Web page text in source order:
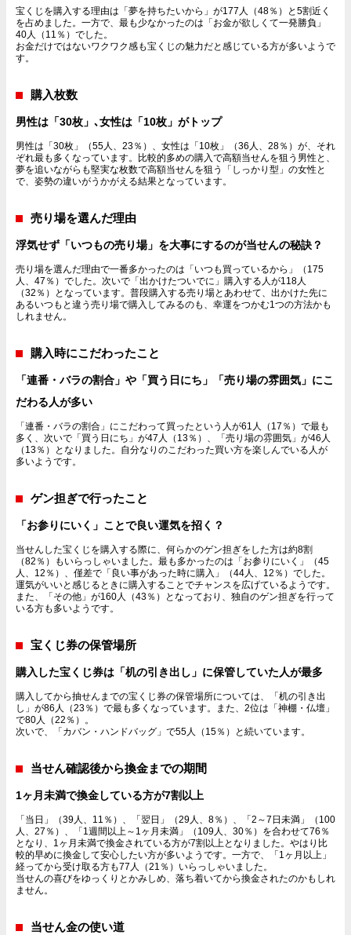
宝くじを購入する理由は「夢を持ちたいから」が177人（48％）と5割近く
を占めました。一方で、最も少なかったのは「お金が欲しくて一発勝負」
40人（11％）でした。
お金だけではないワクワク感も宝くじの魅力だと感じている方が多いようで
す。
購入枚数
男性は「30枚」､女性は「10枚」がトップ
男性は「30枚」（55人、23％）、女性は「10枚」（36人、28％）が、それ
ぞれ最も多くなっています。比較的多めの購入で高額当せんを狙う男性と、
夢を追いながらも堅実な枚数で高額当せんを狙う「しっかり型」の女性と
で、姿勢の違いがうかがえる結果となっています。
売り場を選んだ理由
浮気せず「いつもの売り場」を大事にするのが当せんの秘訣？
売り場を選んだ理由で一番多かったのは「いつも買っているから」（175
人、47％）でした。次いで「出かけたついでに」購入する人が118人
（32％）となっています。普段購入する売り場とあわせて、出かけた先に
あるいつもと違う売り場で購入してみるのも、幸運をつかむ1つの方法かも
しれません。
購入時にこだわったこと
「連番・バラの割合」や「買う日にち」「売り場の雰囲気」にこ
だわる人が多い
「連番・バラの割合」にこだわって買ったという人が61人（17％）で最も
多く、次いで「買う日にち」が47人（13％）、「売り場の雰囲気」が46人
（13％）となりました。自分なりのこだわった買い方を楽しんでいる人が
多いようです。
ゲン担ぎで行ったこと
「お参りにいく」ことで良い運気を招く？
当せんした宝くじを購入する際に、何らかのゲン担ぎをした方は約8割
（82％）もいらっしゃいました。最も多かったのは「お参りにいく」（45
人、12％）、僅差で「良い事があった時に購入」（44人、12％）でした。
運気がいいと感じるときに購入することでチャンスを広げているようです。
また、「その他」が160人（43％）となっており、独自のゲン担ぎを行って
いる方も多いようです。
宝くじ券の保管場所
購入した宝くじ券は「机の引き出し」に保管していた人が最多
購入してから抽せんまでの宝くじ券の保管場所については、「机の引き出
し」が86人（23％）で最も多くなっています。また、2位は「神棚・仏壇」
で80人（22％）。
次いで、「カバン・ハンドバッグ」で55人（15％）と続いています。
当せん確認後から換金までの期間
1ヶ月未満で換金している方が7割以上
「当日」（39人、11％）、「翌日」（29人、8％）、「2～7日未満」（100
人、27％）、「1週間以上～1ヶ月未満」（109人、30％）を合わせて76％
となり、1ヶ月未満で換金されている方が7割以上となりました。やはり比
較的早めに換金して安心したい方が多いようです。一方で、「1ヶ月以上」
経ってから受け取る方も77人（21％）いらっしゃいました。
当せんの喜びをゆっくりとかみしめ、落ち着いてから換金されたのかもしれ
ません。
当せん金の使い道